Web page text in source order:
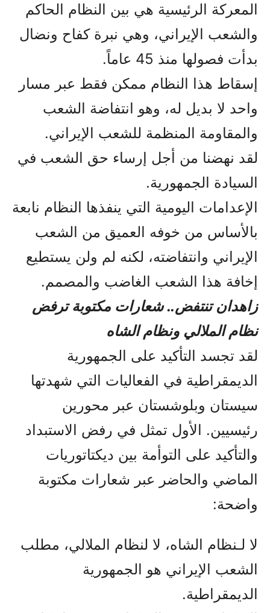
المعركة الرئيسية هي بين النظام الحاكم
والشعب الإيراني، وهي نبرة كفاح ونضال
بدأت فصولها منذ 45 عاماً.
إسقاط هذا النظام ممكن فقط عبر مسار
واحد لا بديل له، وهو انتفاضة الشعب
والمقاومة المنظمة للشعب الإيراني.
لقد نهضنا من أجل إرساء حق الشعب في
السيادة الجمهورية.
الإعدامات اليومية التي ينفذها النظام نابعة
بالأساس من خوفه العميق من الشعب
الإيراني وانتفاضته، لكنه لم ولن يستطيع
إخافة هذا الشعب الغاضب والمصمم.
زاهدان تنتفض.. شعارات مكتوبة ترفض
نظام الملالي ونظام الشاه
لقد تجسد التأكيد على الجمهورية
الديمقراطية في الفعاليات التي شهدتها
سيستان وبلوشستان عبر محورين
رئيسيين. الأول تمثل في رفض الاستبداد
والتأكيد على التوأمة بين ديكتاتوريات
الماضي والحاضر عبر شعارات مكتوبة
واضحة:
لا لـنظام الشاه، لا لنظام الملالي، مطلب
الشعب الإيراني هو الجمهورية
الديمقراطية.